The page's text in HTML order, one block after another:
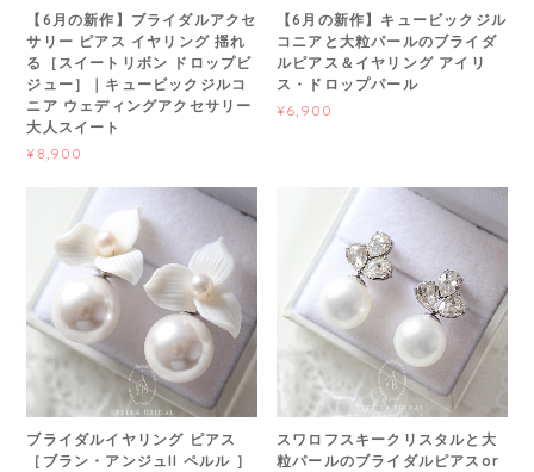
【6月の新作】ブライダルアクセ
サリー ピアス イヤリング 揺れ
る［スイートリボン ドロップビ
ジュー］｜キュービックジルコ
ニア ウェディングアクセサリー
大人スイート
¥8,900
【6月の新作】キュービックジル
コニアと大粒パールのブライダ
ルピアス＆イヤリング アイリ
ス・ドロップパール
¥6,900
ブライダルイヤリング ピアス
［ブラン・アンジュII ペルル ］
スワロフスキークリスタルと大
粒パールのブライダルピアスor